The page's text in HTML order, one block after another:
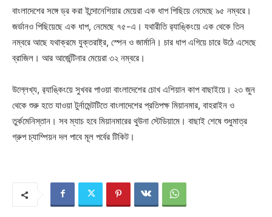
বাংলাদেশের সঙ্গে ড্র করা ইন্দোনেশিয়ার মেয়েরা এক ধাপ পিছিয়ে নেমেছে ৯৫ নম্বরে।
জর্ডানও পিছিয়েছে এক ধাপ, নেমেছে ৭৫-এ। যথারীতি র‍্যাঙ্কিংয়ে এক থেকে তিন
নম্বরে আছে যথাক্রমে যুক্তরাষ্ট্র, স্পেন ও জার্মানি। চার ধাপ এগিয়ে চারে উঠে এসেছে
ব্রাজিল। আর আর্জেন্টিনার মেয়েরা ৩২ নম্বরে।
উল্লেখ্য, র‍্যাঙ্কিংয়ে সুখবর পাওয়া বাংলাদেশের চোখ এশিয়ান কাপ বাছাইয়ে। ২৩ জুন
থেকে শুরু হতে যাওয়া টুর্নামেন্টটিতে বাংলাদেশের প্রতিপক্ষ মিয়ানমার, বাহরাইন ও
তুর্কমেনিস্তান। সব ম্যাচ হবে মিয়ানমারের থুউনা স্টেডিয়ামে। বাছাই শেষে শুধুমাত্র
গ্রুপ চ্যাম্পিয়ন দল পাবে মূল পর্বের টিকিট।